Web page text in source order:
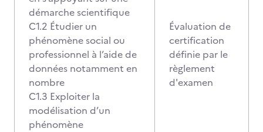
démarche scientifique
C1.2 Étudier un
phénomène social ou
professionnel à l’aide de
données notamment en
nombre
C1.3 Exploiter la
modélisation d’un
phénomène
Évaluation de
certification
définie par le
règlement
d'examen